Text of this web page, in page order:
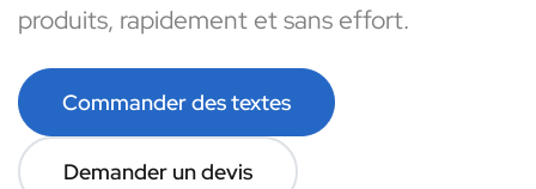
produits, rapidement et sans effort.
Commander des textes
Demander un devis